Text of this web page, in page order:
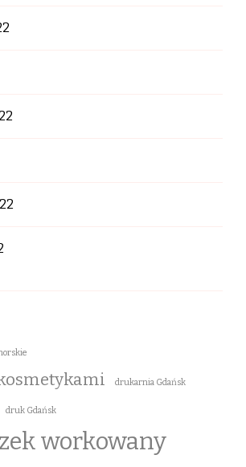
drukarnia Gdańsk
druk Gdańsk
workowany